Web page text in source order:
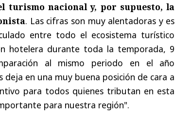
turismo nacional y, por supuesto, la
. Las cifras son muy alentadoras y es
entre todo el ecosistema turístico
hotelera durante toda la temporada, 9
al mismo periodo en el año
en una muy buena posición de cara a
para todos quienes tributan en esta
para nuestra región".